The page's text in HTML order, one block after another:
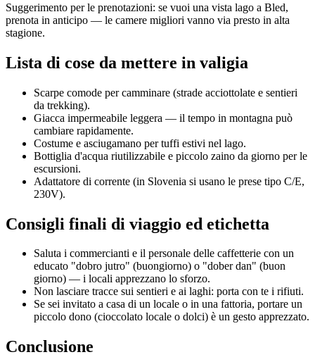
Suggerimento per le prenotazioni: se vuoi una vista lago a Bled,
prenota in anticipo — le camere migliori vanno via presto in alta
stagione.
Lista di cose da mettere in valigia
Scarpe comode per camminare (strade acciottolate e sentieri
da trekking).
Giacca impermeabile leggera — il tempo in montagna può
cambiare rapidamente.
Costume e asciugamano per tuffi estivi nel lago.
Bottiglia d'acqua riutilizzabile e piccolo zaino da giorno per le
escursioni.
Adattatore di corrente (in Slovenia si usano le prese tipo C/E,
230V).
Consigli finali di viaggio ed etichetta
Saluta i commercianti e il personale delle caffetterie con un
educato "dobro jutro" (buongiorno) o "dober dan" (buon
giorno) — i locali apprezzano lo sforzo.
Non lasciare tracce sui sentieri e ai laghi: porta con te i rifiuti.
Se sei invitato a casa di un locale o in una fattoria, portare un
piccolo dono (cioccolato locale o dolci) è un gesto apprezzato.
Conclusione